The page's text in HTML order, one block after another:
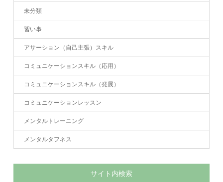
未分類
習い事
アサーション（自己主張）スキル
コミュニケーションスキル（応用）
コミュニケーションスキル（発展）
コミュニケーションレッスン
メンタルトレーニング
メンタルタフネス
サイト内検索